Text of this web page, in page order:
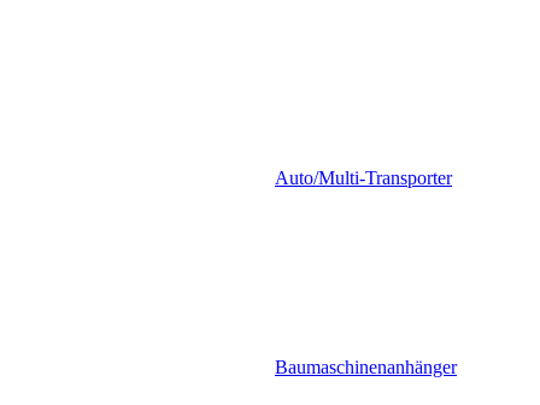
Auto/Multi-Transporter
Baumaschinenanhänger